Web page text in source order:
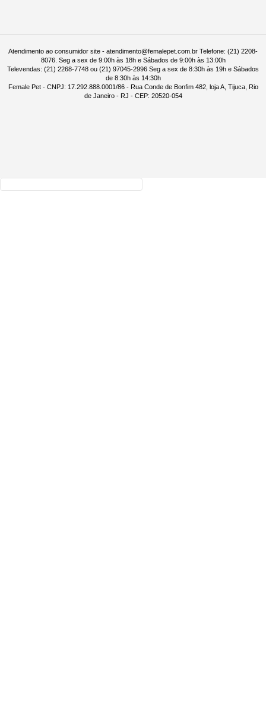
Atendimento ao consumidor site - atendimento@femalepet.com.br Telefone: (21) 2208-
8076. Seg a sex de 9:00h às 18h e Sábados de 9:00h às 13:00h
Televendas: (21) 2268-7748 ou (21) 97045-2996 Seg a sex de 8:30h às 19h e Sábados
de 8:30h às 14:30h
Female Pet - CNPJ: 17.292.888.0001/86 - Rua Conde de Bonfim 482, loja A, Tijuca, Rio
de Janeiro - RJ - CEP: 20520-054